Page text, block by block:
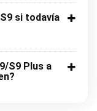
si todavía
S9 Plus a